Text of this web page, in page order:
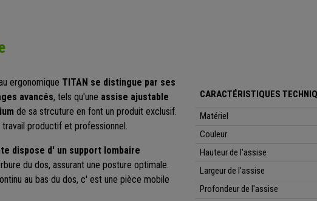
ergonomique TITAN se distingue par ses
avancés, tels qu'une assise ajustable
de sa strcuture en font un produit exclusif.
productif et professionnel.
dispose d' un support lombaire
du dos, assurant une posture optimale.
au bas du dos, c' est une pièce mobile
CARACTÉRISTIQUES
Matériel
Couleur
Hauteur de l'assise
Largeur de l'assise
Profondeur de l'assise